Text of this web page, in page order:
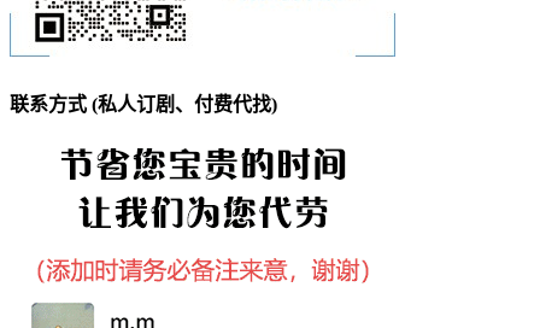
联系方式 (私人订剧、付费代找)